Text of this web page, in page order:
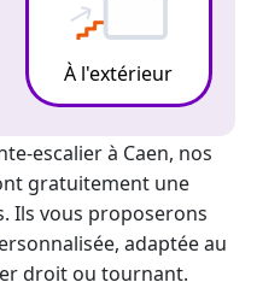
À l'extérieur
escalierà Caen, nos
gratuitement une
Ils vous proposerons
adaptée au
droit ou tournant.